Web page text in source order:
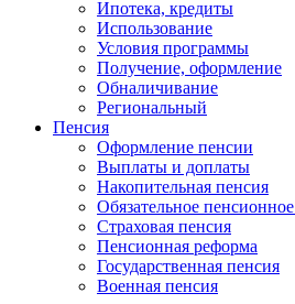
Ипотека, кредиты
Использование
Условия программы
Получение, оформление
Обналичивание
Региональный
Пенсия
Оформление пенсии
Выплаты и доплаты
Накопительная пенсия
Обязательное
Страховая пенсия
Пенсионная реформа
Государственная пенсия
Военная пенсия